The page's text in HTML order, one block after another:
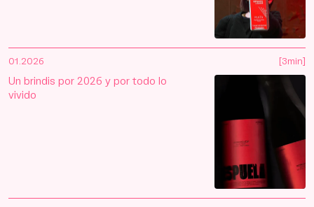
01.2026
Un brindis por 2026 y por todo lo
vivido
[3min]